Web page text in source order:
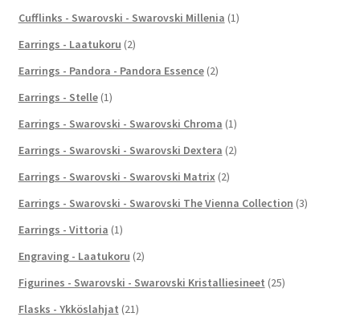
Cufflinks - Swarovski - Swarovski Millenia (1)
Earrings - Laatukoru (2)
Earrings - Pandora - Pandora Essence (2)
Earrings - Stelle (1)
Earrings - Swarovski - Swarovski Chroma (1)
Earrings - Swarovski - Swarovski Dextera (2)
Earrings - Swarovski - Swarovski Matrix (2)
Earrings - Swarovski - Swarovski The Vienna Collection (3)
Earrings - Vittoria (1)
Engraving - Laatukoru (2)
Figurines - Swarovski - Swarovski Kristalliesineet (25)
Flasks - Ykköslahjat (21)